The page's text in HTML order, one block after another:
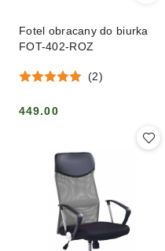
Fotel obracany do biurka
FOT-402-ROZ
(2)
Cena:
449.00